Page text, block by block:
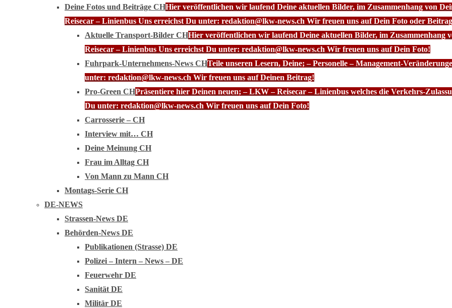
Deine Fotos und Beiträge CHHier veröffentlichen wir laufend Deine aktuellen Bilder, im Zusammenhang von
Reisecar – Linienbus Uns erreichst Du unter: redaktion@lkw-news.ch Wir freuen uns auf Dein Foto oder
Aktuelle Transport-Bilder CHHier veröffentlichen wir laufend Deine aktuellen Bilder, im
Reisecar – Linienbus Uns erreichst Du unter: redaktion@lkw-news.ch Wir freuen uns auf Dein Foto!
Fuhrpark-Unternehmens-News CHTeile unseren Lesern, Deine; – Personelle – Management-
unter: redaktion@lkw-news.ch Wir freuen uns auf Deinen Beitrag!
Pro-Green CHPräsentiere hier Deinen neuen; – LKW – Reisecar – Linienbus welches die Verkehrs-
Du unter: redaktion@lkw-news.ch Wir freuen uns auf Dein Foto!
Carrosserie – CH
Interview mit… CH
Deine Meinung CH
Frau im Alltag CH
Von Mann zu Mann CH
Montags-Serie CH
DE-NEWS
Strassen-News DE
Behörden-News DE
Publikationen (Strasse) DE
Polizei – Intern – News – DE
Feuerwehr DE
Sanität DE
Militär DE